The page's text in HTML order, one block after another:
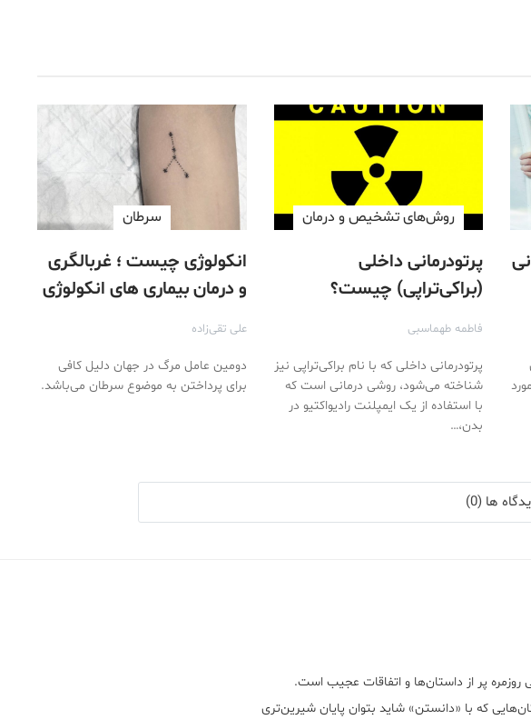
روش‌های تشخیص و درمان
پرتودرمانی داخلی
(براکی‌تراپی) چیست؟
فاطمه طهماسبی
پرتودرمانی داخلی که با نام براکی‌تراپی نیز
شناخته می‌شود، روشی درمانی است که
با استفاده از یک ایمپلنت رادیواکتیو در
بدن،…
سرطان
انکولوژی چیست ؛ غربالگری
و درمان بیماری های انکولوژی
علی تقی‌زاده
دومین عامل مرگ در جهان دلیل کافی
برای پرداختن به موضوع سرطان می‌باشد.
ها (0)
روزمره پر از داستان‌ها و اتفاقات عجیب است.
که با «دانستن» شاید بتوان پایان شیرین‌تری